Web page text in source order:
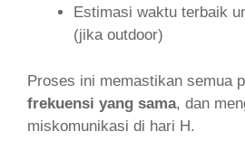
Estimasi waktu terbaik
(jika outdoor)
Proses ini memastikan semua
frekuensi yang sama, dan
miskomunikasi di hari H.